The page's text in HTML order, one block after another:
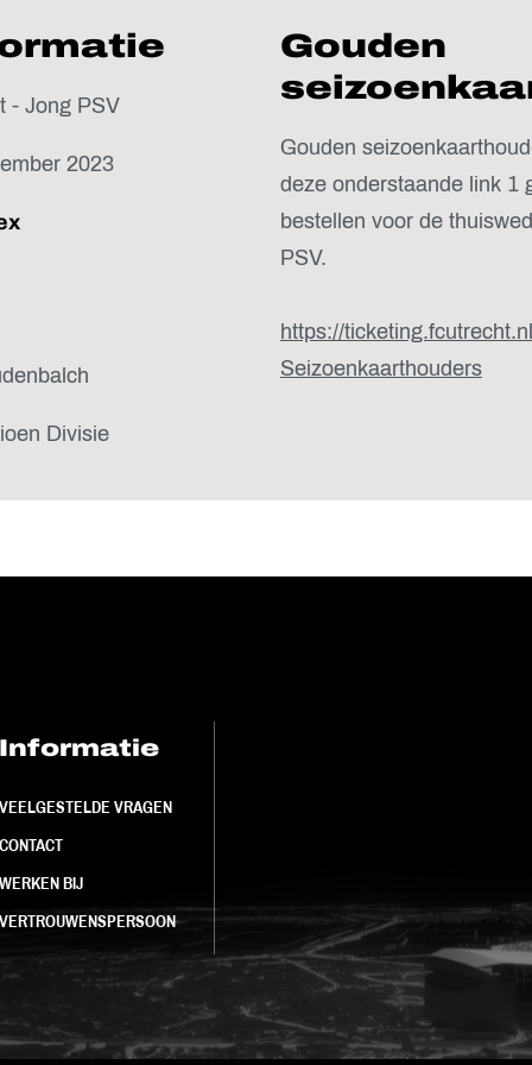
- Jong PSV
2023
Divisie
Gouden
Gouden
deze onderstaande link 1
bestellen voor de
PSV.
https://
Seizoenkaarthouders
Informatie
VEELGESTELDE VRAGEN
CONTACT
WERKEN BIJ
VERTROUWENSPERSOON